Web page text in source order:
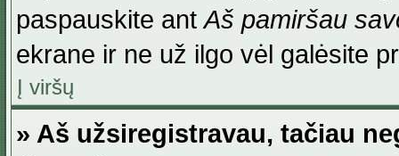
paspauskite antAš pamiršau
ekrane ir ne už ilgo vėl galėsite
Į viršų
» Aš užsiregistravau, tačiau